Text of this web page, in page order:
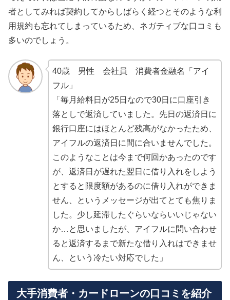
者としてみれば契約してからしばらく経つとそのような利
用規約も忘れてしまっているため、ネガティブな口コミも
多いのでしょう。
40歳 男性 会社員 消費者金融名「アイ
フル」
「毎月給料日が25日なので30日に口座引き
落としで返済していました。先日の返済日に
銀行口座にはほとんど残高がなかったため、
アイフルの返済日に間に合いませんでした。
このようなことは今まで何回かあったのです
が、返済日が遅れた翌日に借り入れをしよう
とすると限度額があるのに借り入れができま
せん、というメッセージが出てとても焦りま
した。少し延滞したぐらいならいいじゃない
か…と思いましたが、アイフルに問い合わせ
ると返済するまで新たな借り入れはできませ
ん、という冷たい対応でした」
大手消費者・カードローンの口コミを紹介